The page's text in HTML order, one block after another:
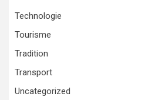
Technologie
Tourisme
Tradition
Transport
Uncategorized